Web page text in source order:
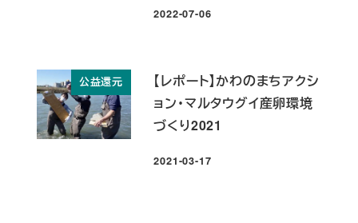
投稿日
2022-07-06
公益還元
【レポート】かわのまちアクシ
ョン・マルタウグイ産卵環境
づくり2021
投稿日
2021-03-17